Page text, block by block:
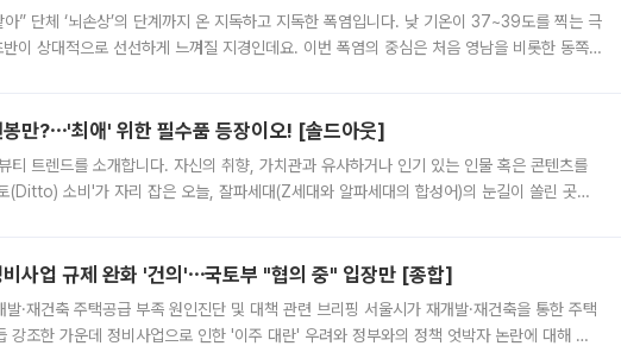
” 단체 ‘뇌손상’의 단계까지 온 지독하고 지독한 폭염입니다. 낮 기온이 37~39도를 찍는 극
이 상대적으로 선선하게 느껴질 지경인데요. 이번 폭염의 중심은 처음 영남을 비롯한 동쪽
봉만?⋯'최애' 위한 필수품 등장이오! [솔드아웃]
티 트렌드를 소개합니다. 자신의 취향, 가치관과 유사하거나 인기 있는 인물 혹은 콘텐츠를
(Ditto) 소비'가 자리 잡은 오늘, 잘파세대(Z세대와 알파세대의 합성어)의 눈길이 쏠린 곳은
비사업 규제 완화 '건의'⋯국토부 "협의 중" 입장만 [종합]
발·재건축 주택공급 부족 원인진단 및 대책 관련 브리핑 서울시가 재개발·재건축을 통한 주택
강조한 가운데 정비사업으로 인한 '이주 대란' 우려와 정부와의 정책 엇박자 논란에 대해 정